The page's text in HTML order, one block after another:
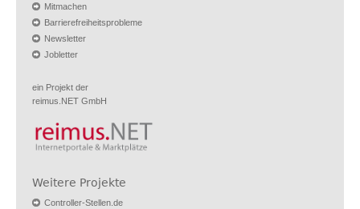
Mitmachen
Barrierefreiheitsprobleme
Newsletter
Jobletter
ein Projekt der
reimus.NET GmbH
Weitere Projekte
Controller-Stellen.de